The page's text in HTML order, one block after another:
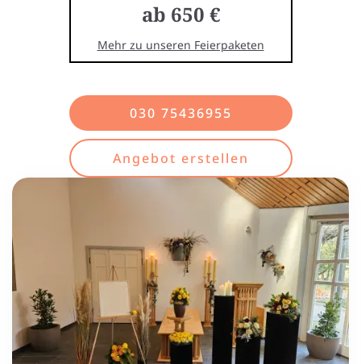
ab 650 €
Mehr zu unseren Feierpaketen
030 75436955
Angebot erstellen